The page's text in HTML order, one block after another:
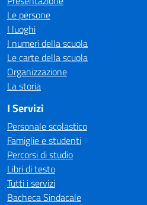
Le persone
I luoghi
I numeri della scuola
Le carte della scuola
Organizzazione
La storia
I Servizi
Personale scolastico
Famiglie e studenti
Percorsi di studio
Libri di testo
Tutti i servizi
Bacheca Sindacale